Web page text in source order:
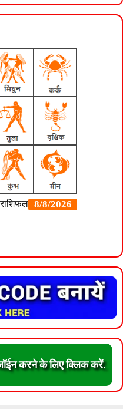
करने के लिए क्लिक करें.